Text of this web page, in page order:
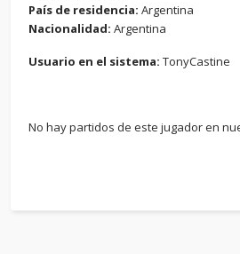
País de residencia: Argentina
Nacionalidad: Argentina
Usuario en el sistema: TonyCastine
No hay partidos de este jugador en